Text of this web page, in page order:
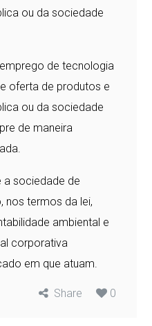
ou da sociedade
de tecnologia
oferta de produtos e
ou da sociedade
de maneira
a sociedade de
nos termos da lei,
ambiental e
corporativa
em que atuam.
Share 0